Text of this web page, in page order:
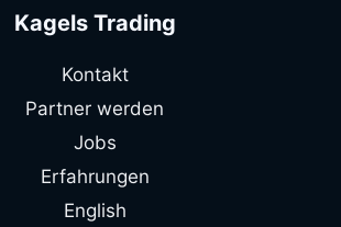
Kagels Trading
Kontakt
Partner werden
Jobs
Erfahrungen
English